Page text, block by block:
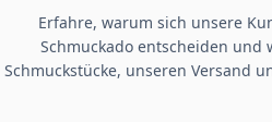
Erfahre, warum sich unsere
Schmuckado entscheiden und
Schmuckstücke, unseren Versand